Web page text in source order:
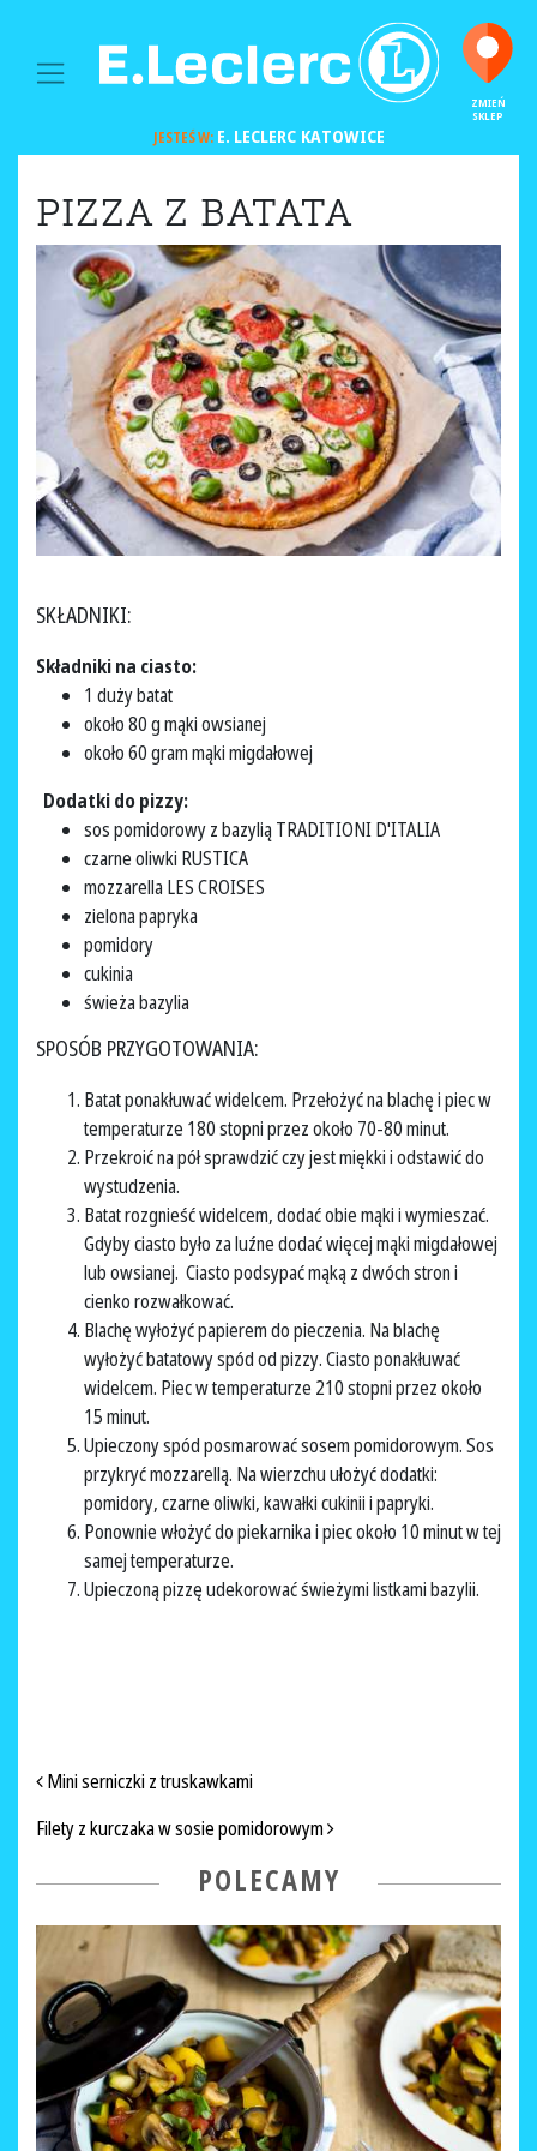
MAIN NAVIGATION
ZMIEŃ
SKLEP
JESTEŚ W:E. LECLERC KATOWICE
PIZZA Z BATATA
SKŁADNIKI:
Składniki na ciasto:
1 duży batat
około 80 g mąki owsianej
około 60 gram mąki migdałowej
Dodatki do pizzy:
sos pomidorowy z bazylią TRADITIONI D'ITALIA
czarne oliwki RUSTICA
mozzarella LES CROISES
zielona papryka
pomidory
cukinia
świeża bazylia
SPOSÓB PRZYGOTOWANIA:
Batat ponakłuwać widelcem. Przełożyć na blachę i piec w
temperaturze 180 stopni przez około 70-80 minut.
Przekroić na pół sprawdzić czy jest miękki i odstawić do
wystudzenia.
Batat rozgnieść widelcem, dodać obie mąki i wymieszać.
Gdyby ciasto było za luźne dodać więcej mąki migdałowej
lub owsianej. Ciasto podsypać mąką z dwóch stron i
cienko rozwałkować.
Blachę wyłożyć papierem do pieczenia. Na blachę
wyłożyć batatowy spód od pizzy. Ciasto ponakłuwać
widelcem. Piec w temperaturze 210 stopni przez około
15 minut.
Upieczony spód posmarować sosem pomidorowym. Sos
przykryć mozzarellą. Na wierzchu ułożyć dodatki:
pomidory, czarne oliwki, kawałki cukinii i papryki.
Ponownie włożyć do piekarnika i piec około 10 minut w tej
samej temperaturze.
Upieczoną pizzę udekorować świeżymi listkami bazylii.
NAWIGACJA PO ARTYKUŁACH
Mini serniczki z truskawkami
Filety z kurczaka w sosie pomidorowym
POLECAMY